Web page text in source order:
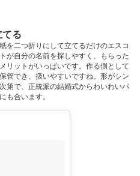
てる
を二つ折りにして立てるだけのエスコ
が自分の名前を探しやすく、もらった
リットがいっぱいです。作る側として
管でき、扱いやすいですね。形がシン
第で、正統派の結婚式からわいわいパ
も合います。